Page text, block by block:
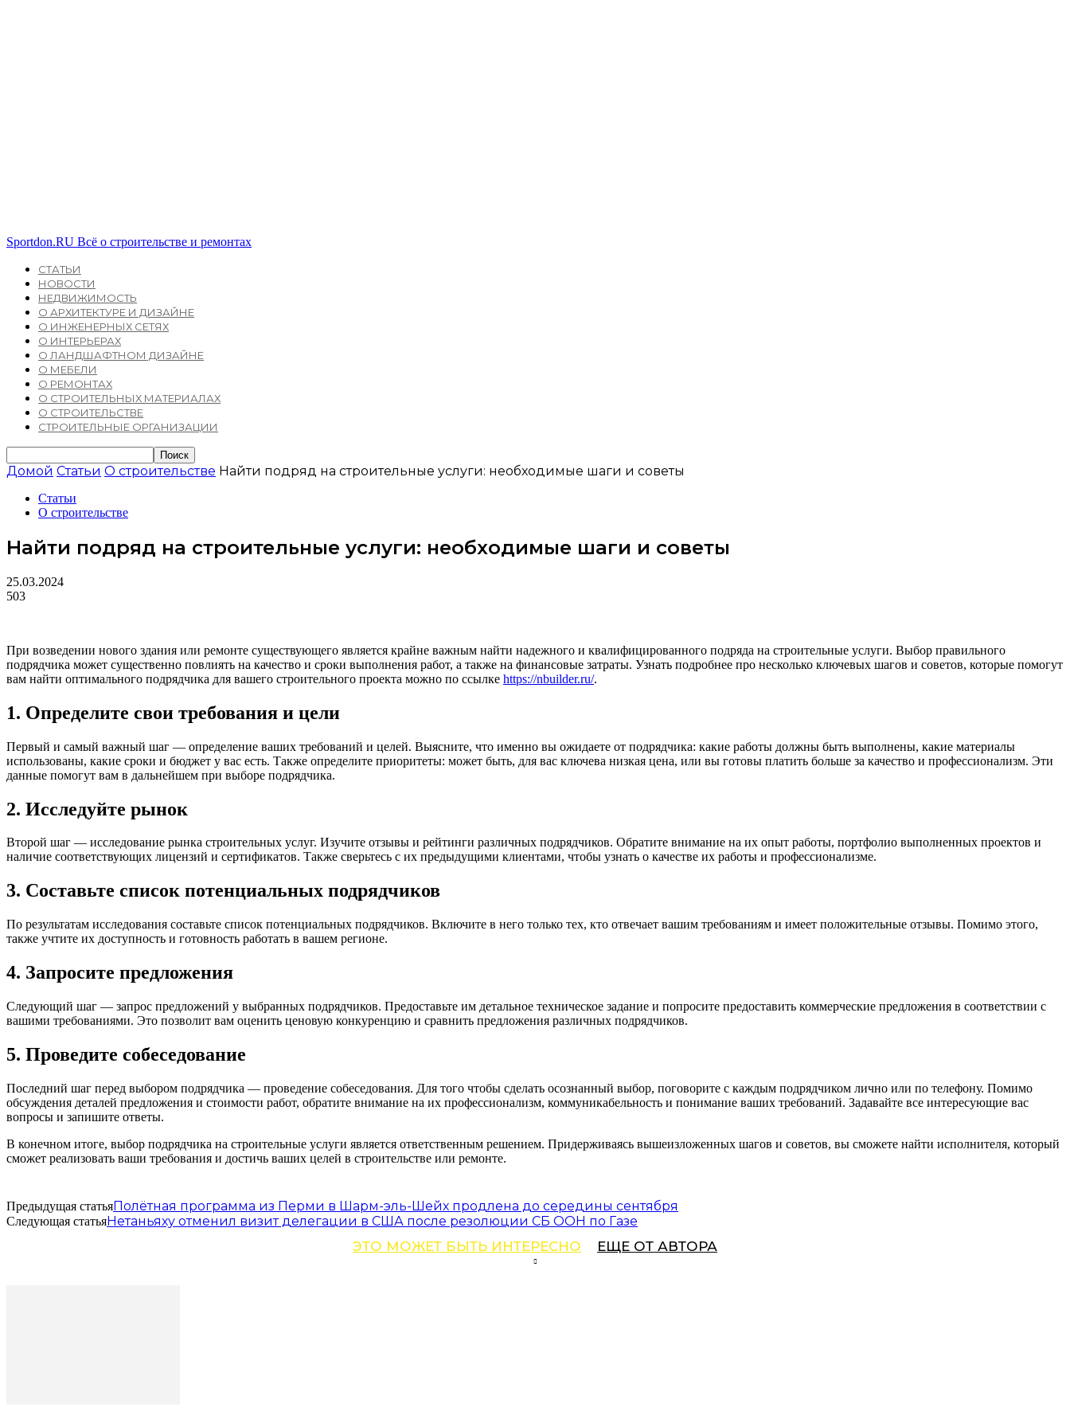
Sportdon.RU Всё о строительстве и ремонтах
СТАТЬИ
НОВОСТИ
НЕДВИЖИМОСТЬ
О АРХИТЕКТУРЕ И ДИЗАЙНЕ
О ИНЖЕНЕРНЫХ СЕТЯХ
О ИНТЕРЬЕРАХ
О ЛАНДШАФТНОМ ДИЗАЙНЕ
О МЕБЕЛИ
О РЕМОНТАХ
О СТРОИТЕЛЬНЫХ МАТЕРИАЛАХ
О СТРОИТЕЛЬСТВЕ
СТРОИТЕЛЬНЫЕ ОРГАНИЗАЦИИ
Домой Статьи О строительстве Найти подряд на строительные услуги: необходимые шаги и советы
Статьи
О строительстве
Найти подряд на строительные услуги: необходимые шаги и советы
25.03.2024
503
При возведении нового здания или ремонте существующего является крайне важным найти надежного и квалифицированного подряда на строительные услуги. Выбор правильного
подрядчика может существенно повлиять на качество и сроки выполнения работ, а также на финансовые затраты. Узнать подробнее про несколько ключевых шагов и советов, которые помогут
вам найти оптимального подрядчика для вашего строительного проекта можно по ссылке https://nbuilder.ru/.
1. Определите свои требования и цели
Первый и самый важный шаг — определение ваших требований и целей. Выясните, что именно вы ожидаете от подрядчика: какие работы должны быть выполнены, какие материалы
использованы, какие сроки и бюджет у вас есть. Также определите приоритеты: может быть, для вас ключева низкая цена, или вы готовы платить больше за качество и профессионализм. Эти
данные помогут вам в дальнейшем при выборе подрядчика.
2. Исследуйте рынок
Второй шаг — исследование рынка строительных услуг. Изучите отзывы и рейтинги различных подрядчиков. Обратите внимание на их опыт работы, портфолио выполненных проектов и
наличие соответствующих лицензий и сертификатов. Также сверьтесь с их предыдущими клиентами, чтобы узнать о качестве их работы и профессионализме.
3. Составьте список потенциальных подрядчиков
По результатам исследования составьте список потенциальных подрядчиков. Включите в него только тех, кто отвечает вашим требованиям и имеет положительные отзывы. Помимо этого,
также учтите их доступность и готовность работать в вашем регионе.
4. Запросите предложения
Следующий шаг — запрос предложений у выбранных подрядчиков. Предоставьте им детальное техническое задание и попросите предоставить коммерческие предложения в соответствии с
вашими требованиями. Это позволит вам оценить ценовую конкуренцию и сравнить предложения различных подрядчиков.
5. Проведите собеседование
Последний шаг перед выбором подрядчика — проведение собеседования. Для того чтобы сделать осознанный выбор, поговорите с каждым подрядчиком лично или по телефону. Помимо
обсуждения деталей предложения и стоимости работ, обратите внимание на их профессионализм, коммуникабельность и понимание ваших требований. Задавайте все интересующие вас
вопросы и запишите ответы.
В конечном итоге, выбор подрядчика на строительные услуги является ответственным решением. Придерживаясь вышеизложенных шагов и советов, вы сможете найти исполнителя, который
сможет реализовать ваши требования и достичь ваших целей в строительстве или ремонте.
Предыдущая статьяПолётная программа из Перми в Шарм-эль-Шейх продлена до середины сентября
Следующая статьяНетаньяху отменил визит делегации в США после резолюции СБ ООН по Газе
ЭТО МОЖЕТ БЫТЬ ИНТЕРЕСНО ЕЩЕ ОТ АВТОРА